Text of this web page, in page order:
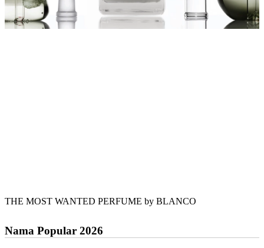
THE MOST WANTED PERFUME by BLANCO
Nama Popular 2026